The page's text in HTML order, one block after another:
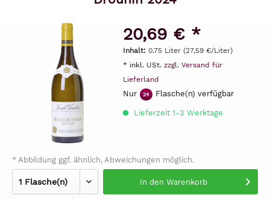
20,69 € *
Inhalt: 0.75 Liter (27,59 €/Liter)
* inkl. USt. zzgl. Versand für
Lieferland
Nur 24 Flasche(n) verfügbar
Lieferzeit 1-3 Werktage
* Abbildung ggf. ähnlich, Abweichungen möglich.
In den Warenkorb